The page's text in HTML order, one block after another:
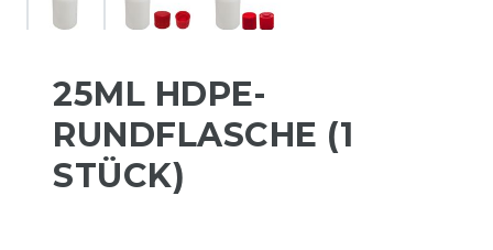
25ML HDPE-
RUNDFLASCHE (1
STÜCK)